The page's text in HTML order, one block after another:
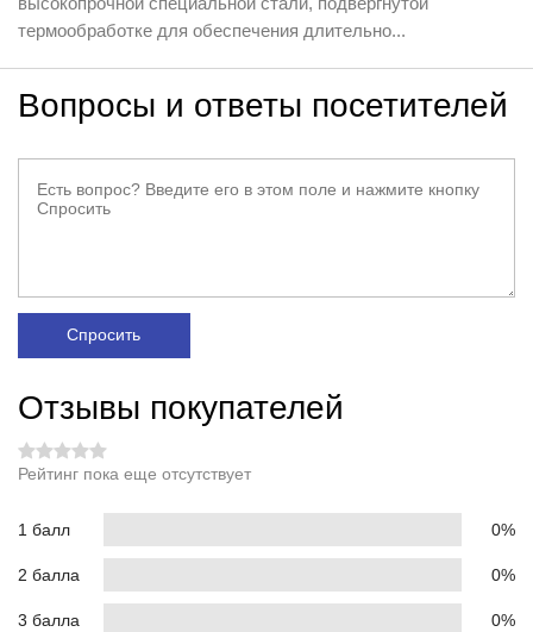
термообработке для обеспечения длительно...
Вопросы и ответы посетителей
Спросить
Отзывы покупателей
Рейтинг пока еще отсутствует
1 балл 0%
2 балла 0%
3 балла 0%